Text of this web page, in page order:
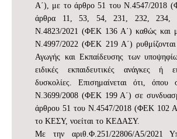
Α΄), με το άρθρο 51 του Ν.4547/2018
άρθρα 11, 53, 54, 231, 232, 234,
Ν.4823/2021 (ΦΕΚ 136 Α΄) καθώς και
Ν.4997/2022 (ΦΕΚ 219 Α΄) ρυθμίζονται
Αγωγής και Εκπαίδευσης των
ειδικές εκπαιδευτικές ανάγκες ή
δυσκολίες. Επισημαίνεται ότι, όπου
Ν.3699/2008 (ΦΕΚ 199 Α΄) σε
άρθρου 51 του Ν.4547/2018 (ΦΕΚ 102
το ΚΕΣΥ, νοείται το ΚΕΔΑΣΥ.
Με την αριθ.Φ.251/22806/Α5/2021